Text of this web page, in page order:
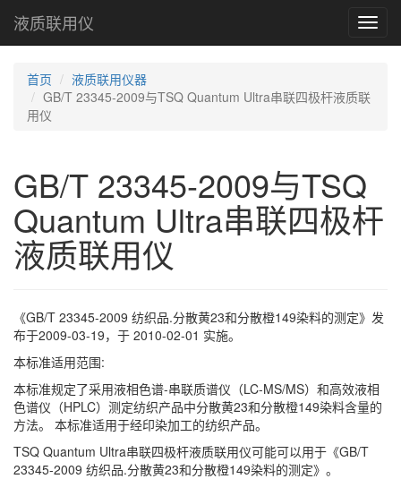
液质联用仪
首页
液质联用仪器
GB/T 23345-2009与TSQ Quantum Ultra串联四极杆液质联
用仪
GB/T 23345-2009与TSQ
Quantum Ultra串联四极杆
液质联用仪
《GB/T 23345-2009 纺织品.分散黄23和分散橙149染料的测定》发
布于2009-03-19，于 2010-02-01 实施。
本标准适用范围:
本标准规定了采用液相色谱-串联质谱仪（LC-MS/MS）和高效液相
色谱仪（HPLC）测定纺织产品中分散黄23和分散橙149染料含量的
方法。 本标准适用于经印染加工的纺织产品。
TSQ Quantum Ultra串联四极杆液质联用仪可能可以用于《GB/T
23345-2009 纺织品.分散黄23和分散橙149染料的测定》。